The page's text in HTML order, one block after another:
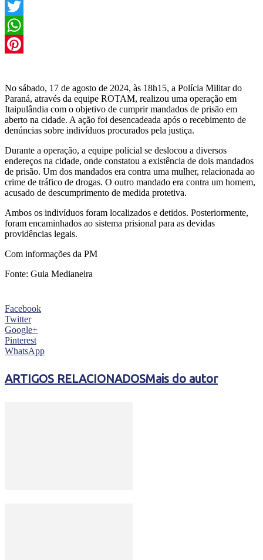
Facebook
Twitter
WhatsApp
No sábado, 17 de agosto de 2024, às 18h15, a Polícia Militar do
Paraná, através da equipe ROTAM, realizou uma operação em
Itaipulândia com o objetivo de cumprir mandados de prisão em
aberto na cidade. A ação foi desencadeada após o recebimento de
denúncias sobre indivíduos procurados pela justiça.
Durante a operação, a equipe policial se deslocou a diversos
endereços na cidade, onde constatou a existência de dois mandados
de prisão. Um dos mandados era contra uma mulher, relacionada ao
crime de tráfico de drogas. O outro mandado era contra um homem,
acusado de descumprimento de medida protetiva.
Ambos os indivíduos foram localizados e detidos. Posteriormente,
foram encaminhados ao sistema prisional para as devidas
providências legais.
Com informações da PM
Fonte: Guia Medianeira
Facebook
Twitter
Google+
Pinterest
WhatsApp
ARTIGOS RELACIONADOSMais do autor